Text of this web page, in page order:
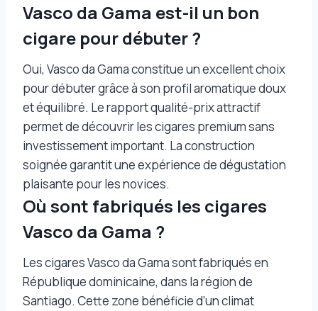
Vasco da Gama est-il un bon
cigare pour débuter ?
Oui, Vasco da Gama constitue un excellent choix
pour débuter grâce à son profil aromatique doux
et équilibré. Le rapport qualité-prix attractif
permet de découvrir les cigares premium sans
investissement important. La construction
soignée garantit une expérience de dégustation
plaisante pour les novices.
Où sont fabriqués les cigares
Vasco da Gama ?
Les cigares Vasco da Gama sont fabriqués en
République dominicaine, dans la région de
Santiago. Cette zone bénéficie d’un climat